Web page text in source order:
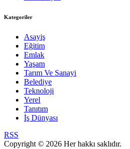
Kategoriler
Asayiş
Eğitim
Emlak
Yaşam
Tarım Ve Sanayi
Belediye
Teknoloji
Yerel
Tanıtım
İş Dünyası
RSS
Copyright © 2026 Her hakkı saklıdır.